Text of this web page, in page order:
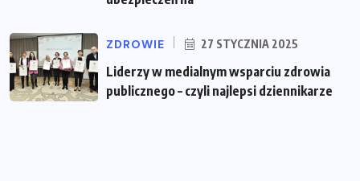
ZDROWIE 27 STYCZNIA 2025
Liderzy w medialnym wsparciu zdrowia
publicznego – czyli najlepsi dziennikarze